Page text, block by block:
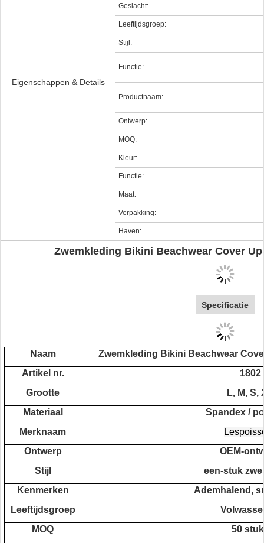
Eigenschappen & Details
Geslacht:
Leeftijdsgroep:
Stijl:
Functie:
Productnaam:
Ontwerp:
MOQ:
Kleur:
Functie:
Maat:
Verpakking:
Haven:
Zwemkleding Bikini Beachwear Cover
Specificatie
Naam
Zwemkleding Bikini Beachwear
Artikel nr.
1802
Grootte
L, M, S,
Materiaal
Spandex /
Merknaam
Ontwerp
OEM-
Stijl
een-stuk
Kenmerken
Ademhalend,
Leeftijdsgroep
MOQ
50